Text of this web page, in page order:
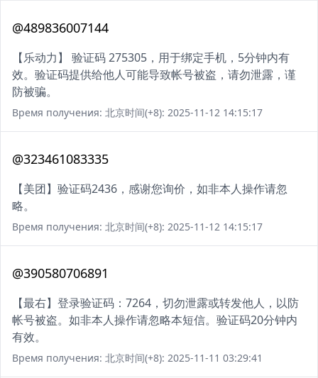
@489836007144
【乐动力】 验证码 275305，用于绑定手机，5分钟内有
效。验证码提供给他人可能导致帐号被盗，请勿泄露，谨
防被骗。
Время получения: 北京时间(+8): 2025-11-12 14:15:17
@323461083335
【美团】验证码2436，感谢您询价，如非本人操作请忽
略。
Время получения: 北京时间(+8): 2025-11-12 14:15:17
@390580706891
【最右】登录验证码：7264，切勿泄露或转发他人，以防
帐号被盗。如非本人操作请忽略本短信。验证码20分钟内
有效。
Время получения: 北京时间(+8): 2025-11-11 03:29:41